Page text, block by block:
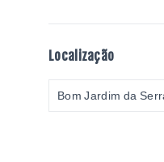
Localização
Bom Jardim da